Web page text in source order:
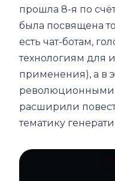
прошла 8-я по
была посвящена
есть чат-ботам,
технологиям для
применения), а в
революционными
расширили
тематику